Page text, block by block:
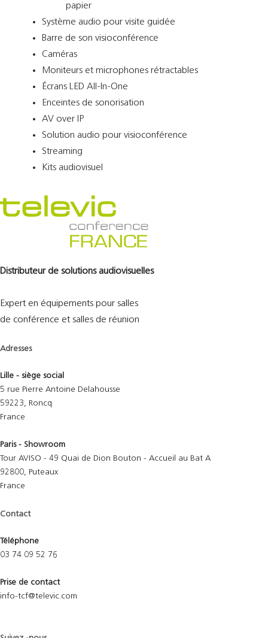
papier
Système audio pour visite guidée
Barre de son visioconférence
Caméras
Moniteurs et microphones rétractables
Écrans LED All-In-One
Enceintes de sonorisation
AV over IP
Solution audio pour visioconférence
Streaming
Kits audiovisuel
Distributeur de solutions audiovisuelles
Expert en équipements pour salles
de conférence et salles de réunion
Adresses
Lille - siège social
5 rue Pierre Antoine Delahousse
59223, Roncq
France
Paris - Showroom
Tour AVISO - 49 Quai de Dion Bouton - Accueil au Bat A
92800, Puteaux
France
Contact
Téléphone
03 74 09 52 76
Prise de contact
info-tcf@televic.com